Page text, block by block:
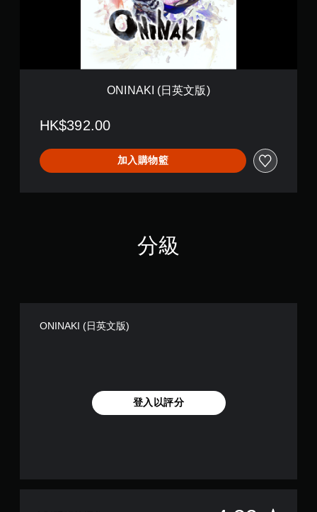
)
ONINAKI (日英文版)
HK$392.00
加入購物籃
分級
ONINAKI (日英文版)
登入以評分